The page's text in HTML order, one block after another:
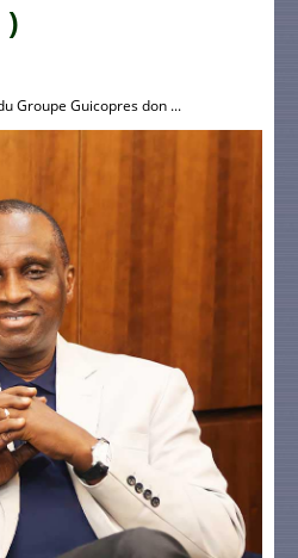
Groupe Guicopres don ...